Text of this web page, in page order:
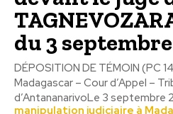
du 3
DÉPOSITION DE TÉMOIN (PC
Madagascar – Cour d’Appel –
d’AntananarivoLe 3 septembre
manipulation judiciaire à